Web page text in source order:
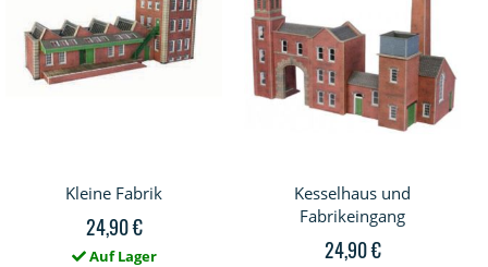
Kleine Fabrik
24,90 €
Auf Lager
Kesselhaus und
Fabrikeingang
24,90 €